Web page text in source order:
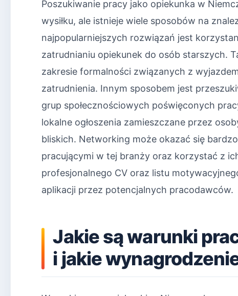
Poszukiwanie pracy jako opiekunka w
wysiłku, ale istnieje wiele sposobów na
najpopularniejszych rozwiązań jest
zatrudnianiu opiekunek do osób starszych.
zakresie formalności związanych z
zatrudnienia. Innym sposobem jest
grup społecznościowych poświęconych
lokalne ogłoszenia zamieszczane przez
bliskich. Networking może okazać się
pracującymi w tej branży oraz korzystać z
profesjonalnego CV oraz listu
aplikacji przez potencjalnych pracodawców.
Jakie są warunki
i jakie